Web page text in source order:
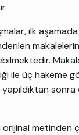
ilk
ile üç hakeme
sonra
metinden